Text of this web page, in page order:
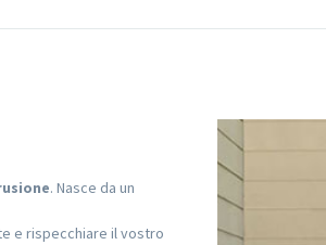
. Nasce da un
e rispecchiare il vostro